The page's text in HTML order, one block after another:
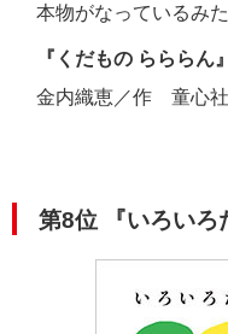
本物がなっているみ
『くだもの らららん』
金内織恵／作 童心社
第8位 『いろい